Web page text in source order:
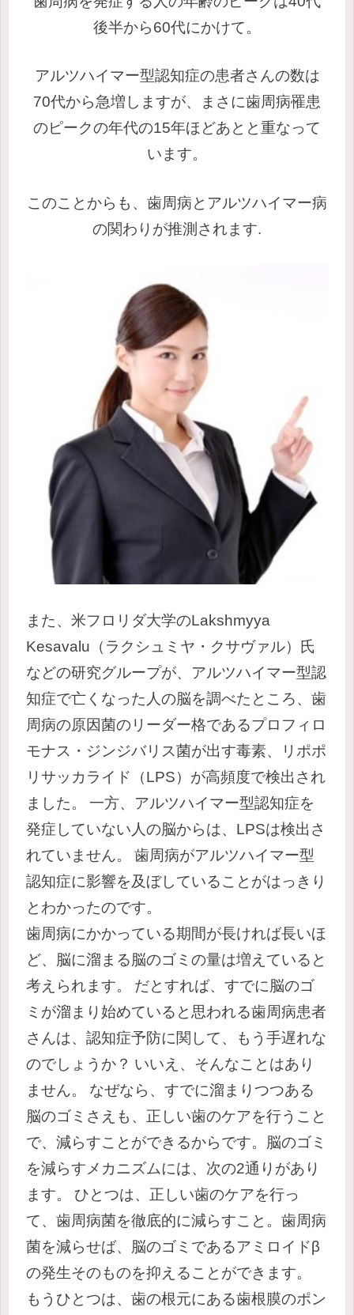
後半から60代にかけて。
アルツハイマー型認知症の患者さんの数は
70代から急増しますが、まさに歯周病罹患
のピークの年代の15年ほどあとと重なって
います。
このことからも、歯周病とアルツハイマー病
の関わりが推測されます.
また、米フロリダ大学のLakshmyya
Kesavalu（ラクシュミヤ・クサヴァル）氏
などの研究グループが、アルツハイマー型認
知症で亡くなった人の脳を調べたところ、歯
周病の原因菌のリーダー格であるプロフィロ
モナス・ジンジバリス菌が出す毒素、リポポ
リサッカライド（LPS）が高頻度で検出され
ました。
一方、アルツハイマー型認知症を
発症していない人の脳からは、LPSは検出さ
れていません。
歯周病がアルツハイマー型
認知症に影響を及ぼしていることがはっきり
とわかったのです。
歯周病にかかっている期間が長ければ長いほ
ど、脳に溜まる脳のゴミの量は増えていると
考えられます。
だとすれば、すでに脳のゴ
ミが溜まり始めていると思われる歯周病患者
さんは、認知症予防に関して、もう手遅れな
のでしょうか？ いいえ、そんなことはあり
ません。
なぜなら、すでに溜まりつつある
脳のゴミさえも、正しい歯のケアを行うこと
で、減らすことができるからです。 脳のゴミ
を減らすメカニズムには、次の2通りがあり
ます。
ひとつは、正しい歯のケアを行っ
て、歯周病菌を徹底的に減らすこと。歯周病
菌を減らせば、脳のゴミであるアミロイドβ
の発生そのものを抑えることができます。
もうひとつは、歯の根元にある歯根膜のポン